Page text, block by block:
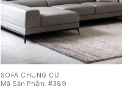
SOFA CHUNG CƯ
Mã Sản Phẩm: #389